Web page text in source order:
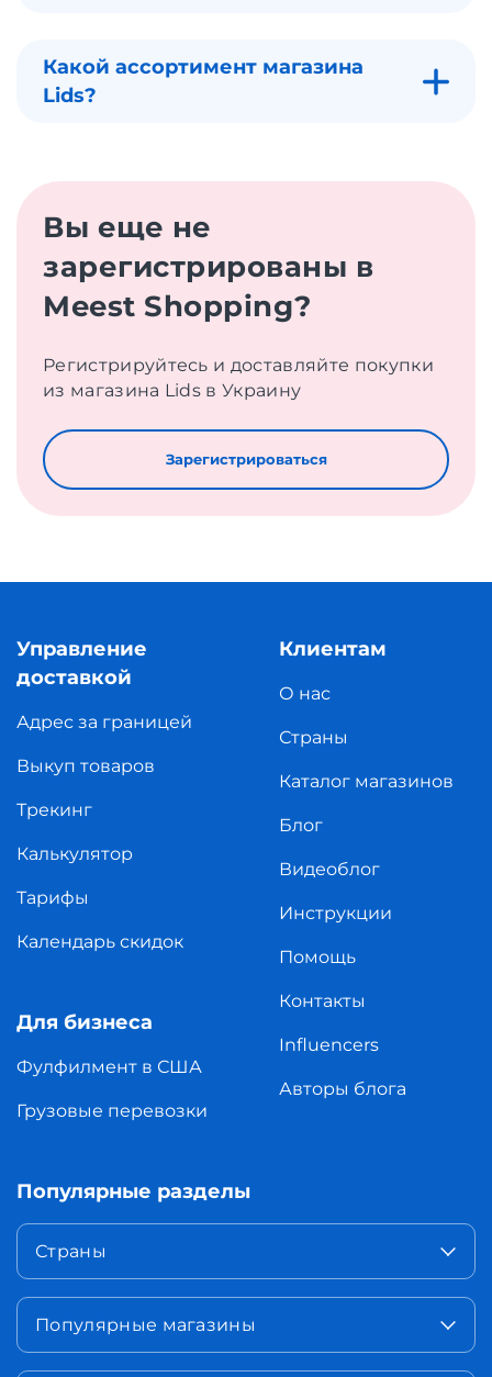
Какой ассортимент магазина
Lids?
Вы еще не
зарегистрированы в
Meest Shopping?
Регистрируйтесь и доставляйте покупки
из магазина Lids в Украину
Зарегистрироваться
Управление
доставкой
Адрес за границей
Выкуп товаров
Трекинг
Калькулятор
Тарифы
Календарь скидок
Для бизнеса
Фулфилмент в США
Грузовые перевозки
Клиентам
О нас
Страны
Каталог магазинов
Блог
Видеоблог
Инструкции
Помощь
Контакты
Influencers
Авторы блога
Популярные разделы
Страны
Популярные магазины